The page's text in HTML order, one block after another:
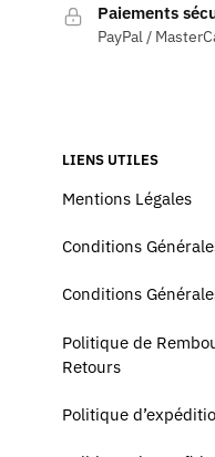
Paiements
PayPal /
LIENS UTILES
Mentions Légales
Conditions
Conditions
Politique de
Retours
Politique